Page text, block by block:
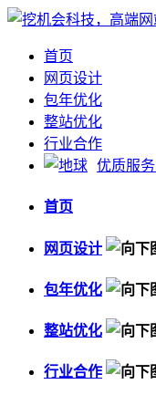
首页
网页设计
包年优化
整站优化
行业合作
优质服务
首页
网页设计
包年优化
整站优化
行业合作